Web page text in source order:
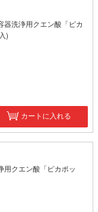
器洗浄用クエン酸「ピカ
)
カートに入れる
用クエン酸「ピカポッ